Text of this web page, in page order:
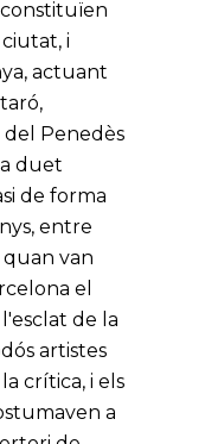
i
actuant
del Penedès
duet
de forma
entre
quan van
el
de la
artistes
crítica, i els
a